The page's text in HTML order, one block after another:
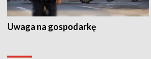
Uwaga na gospodarkę